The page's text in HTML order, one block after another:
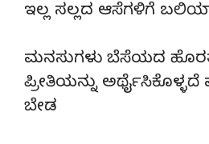
ಇಲ್ಲ ಸಲ್ಲದ ಆಸೆಗಳಿಗೆ
ಮನಸುಗಳು ಬೆಸೆಯದ
ಪ್ರೀತಿಯನ್ನು ಅರ್ಥೈಸಿಕೊಳ್ಳದೆ
ಬೇಡ